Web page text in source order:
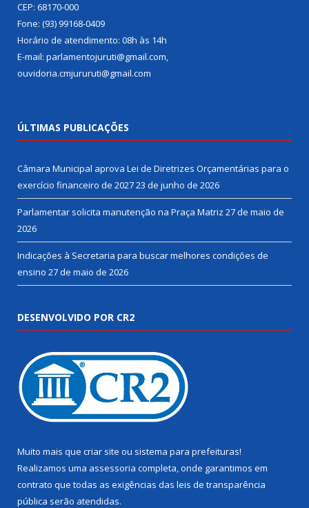
CEP: 68170-000
Fone: (93) 99168-0409
Horário de atendimento: 08h às 14h
E-mail: parlamentojuruti@gmail.com,
ouvidoria.cmjururuti@gmail.com
ÚLTIMAS PUBLICAÇÕES
Câmara Municipal aprova Lei de Diretrizes Orçamentárias para o
exercício financeiro de 202723 de junho de 2026
Parlamentar solicita manutenção na Praça Matriz 27 de maio de
2026
Indicações à Secretaria para buscar melhores condições de
ensino 27 de maio de 2026
DESENVOLVIDO POR CR2
Muito mais que criar site ou sistema para prefeituras!
Realizamos uma assessoria completa, onde garantimos em
contrato que todas as exigências das leis de transparência
pública serão atendidas.